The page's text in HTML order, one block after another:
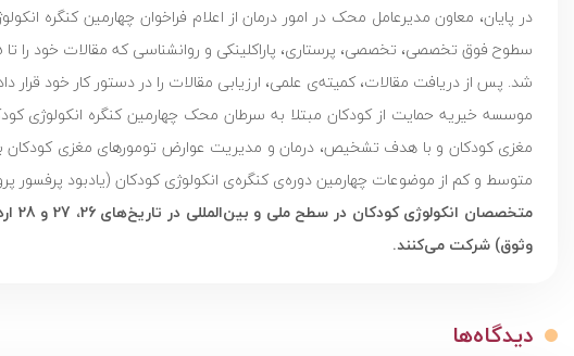
در پایان، معاون مدیرعامل محک در امور درمان از اعلام فراخوان چهارمین کنگره
شد. پس از دریافت مقالات، کمیته‌ی علمی، ارزیابی مقالات را در دستور کار خود قرار
موسسه خیریه حمایت از کودکان مبتلا به سرطان محک چهارمین کنگره انکولوژی
مغزی کودکان و با هدف تشخیص، درمان و مدیریت عوارض تومورهای مغزی کودکان
متوسط و کم از موضوعات چهارمین دوره‌ی کنگره‌ی انکولوژی کودکان (یادبود پرفسور
وثوق) شرکت می‌کنند.
دیدگاه‌ها